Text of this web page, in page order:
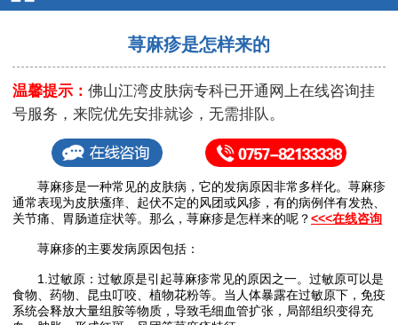
荨麻疹是怎样来的
温馨提示： 佛山江湾皮肤病专科已开通网上在线咨询挂
号服务，来院优先安排就诊，无需排队。
荨麻疹是一种常见的皮肤病，它的发病原因非常多样化。荨麻疹
通常表现为皮肤瘙痒、起伏不定的风团或风疹，有的病例伴有发热、
关节痛、胃肠道症状等。那么，荨麻疹是怎样来的呢？<<<在线咨询
荨麻疹的主要发病原因包括：
1.过敏原：过敏原是引起荨麻疹常见的原因之一。过敏原可以是
食物、药物、昆虫叮咬、植物花粉等。当人体暴露在过敏原下，免疫
系统会释放大量组胺等物质，导致毛细血管扩张，局部组织变得充